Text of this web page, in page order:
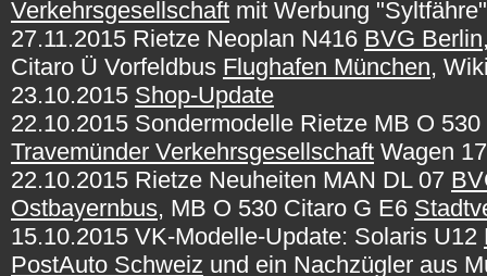
Verkehrsgesellschaft mit Werbung
27.11.2015 Rietze Neoplan N416 BVG Berlin
Citaro Ü Vorfeldbus Flughafen München,
23.10.2015 Shop-Update
22.10.2015 Sondermodelle Rietze MB O
Travemünder Verkehrsgesellschaft Wagen
22.10.2015 Rietze Neuheiten MAN DL 07
Ostbayernbus, MB O 530 Citaro G E6
15.10.2015 VK-Modelle-Update: Solaris U12
PostAuto Schweiz und ein Nachzügler aus